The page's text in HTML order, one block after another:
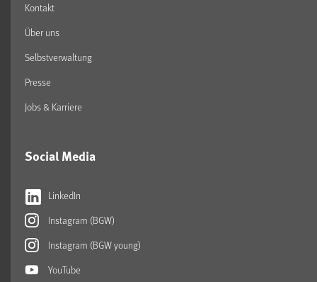
Kontakt
Über uns
Selbstverwaltung
Presse
Jobs & Karriere
Social Media
LinkedIn
Instagram (BGW)
Instagram (BGW young)
YouTube